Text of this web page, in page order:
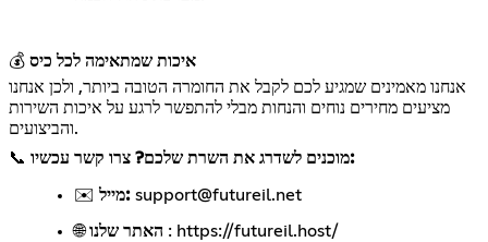
💰 איכות שמתאימה לכל כיס
אנחנו מאמינים שמגיע לכם לקבל את החומרה הטובה ביותר, ולכן אנחנו
מציעים מחירים נוחים והנחות מבלי להתפשר לרגע על איכות השירות
והביצועים.
📞
מוכנים לשדרג את השרת שלכם? צרו קשר עכשיו:
✉️ מייל: support@futureil.net
🌐האתר שלנו : https://futureil.host/